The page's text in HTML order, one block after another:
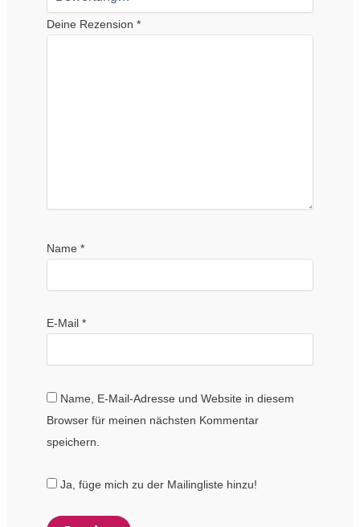
Deine Rezension*
Name*
E-Mail*
Name, E-Mail-Adresse und Website in diesem
Browser für meinen nächsten Kommentar
speichern.
Ja, füge mich zu der Mailingliste hinzu!